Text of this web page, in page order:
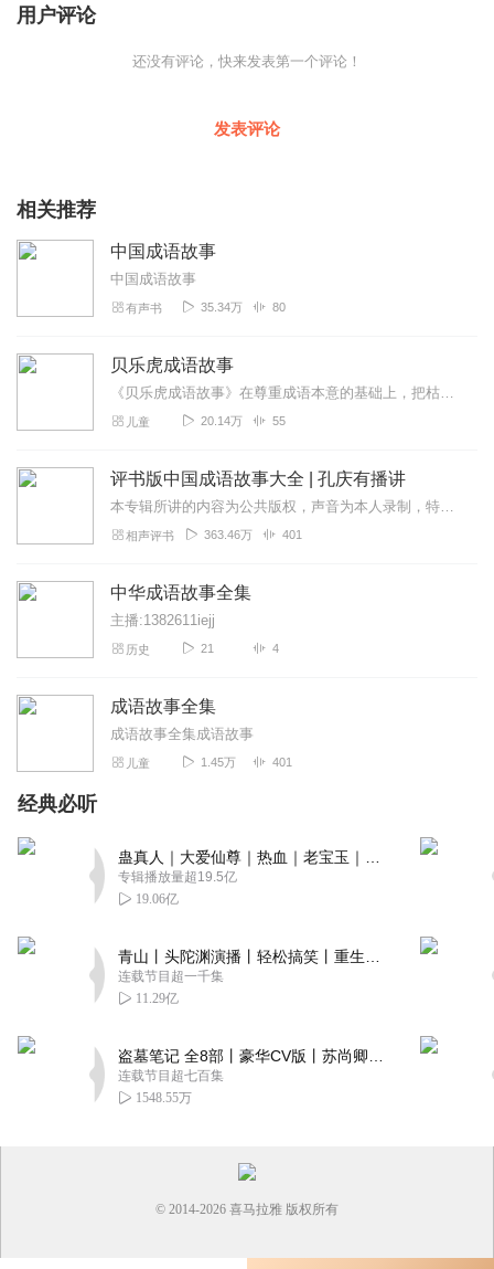
用户评论
还没有评论，快来发表第一个评论！
发表评论
相关推荐
中国成语故事
中国成语故事
有声书 35.34万 80
贝乐虎成语故事
《贝乐虎成语故事》在尊重成语本意的基础上，把枯燥难懂的成语改编成一个个情节丰富、有趣又生动的情景故事。快乐听故事，轻松学成语。让孩子不仅可以在故事中学会成语，还...
儿童 20.14万 55
评书版中国成语故事大全 | 孔庆有播讲
本专辑所讲的内容为公共版权，声音为本人录制，特此声明！业余时间录制，尽量保证每天一集！微评书为您讲述成语起源的同时，每集一个定场诗，不重复！脱稿演绎！部分定场诗...
相声评书 363.46万 401
中华成语故事全集
主播:1382611iejj
历史 21 4
成语故事全集
成语故事全集成语故事
儿童 1.45万 401
经典必听
专辑播放量超19.5亿
19.06亿
连载节目超一千集
11.29亿
连载节目超七百集
1548.55万
© 2014-2026 喜马拉雅 版权所有